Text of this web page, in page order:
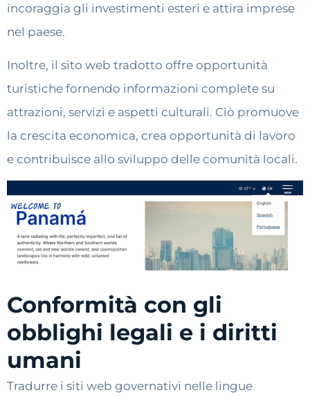
incoraggia gli investimenti esteri e attira imprese
nel paese.
Inoltre, il sito web tradotto offre opportunità
turistiche fornendo informazioni complete su
attrazioni, servizi e aspetti culturali. Ciò promuove
la crescita economica, crea opportunità di lavoro
e contribuisce allo sviluppo delle comunità locali.
Conformità con gli
obblighi legali e i diritti
umani
Tradurre i siti web governativi nelle lingue